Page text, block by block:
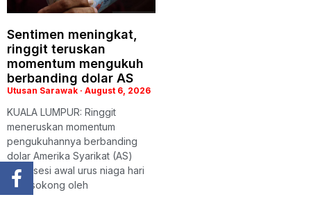
Sentimen meningkat,
ringgit teruskan
momentum mengukuh
berbanding dolar AS
Utusan Sarawak August 6, 2026
KUALA LUMPUR: Ringgit
meneruskan momentum
pengukuhannya berbanding
dolar Amerika Syarikat (AS)
pada sesi awal urus niaga hari
ini, disokong oleh